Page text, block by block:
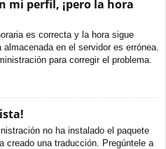
mi perfil, ¡pero la hora
es correcta y la hora sigue
en el servidor es errónea.
para corregir el problema.
no ha instalado el paquete
creado una traducción. Pregúntele a